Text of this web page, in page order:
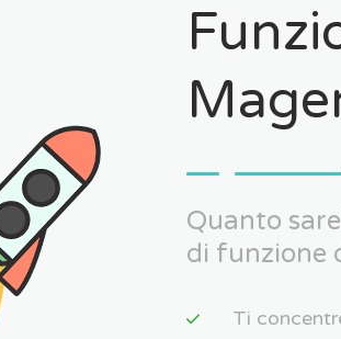
Quanto
di funzione
Ti